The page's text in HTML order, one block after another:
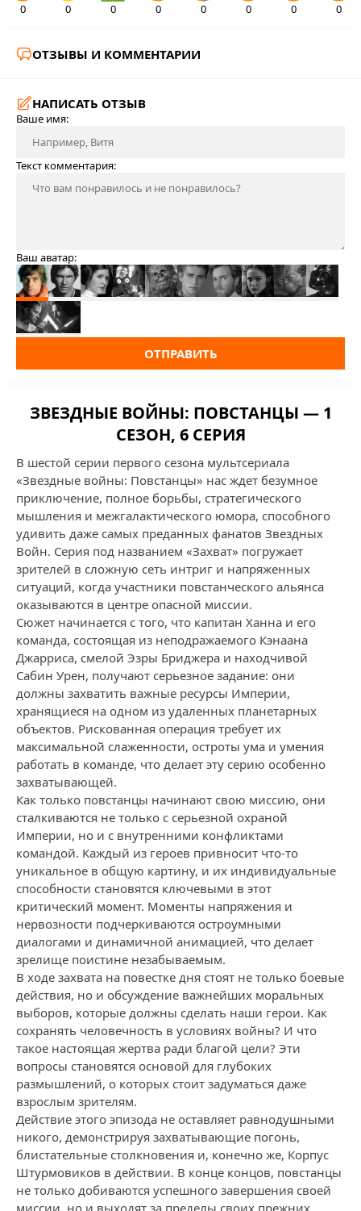
0 0 0 0 0 0 0 0
ОТЗЫВЫ И КОММЕНТАРИИ
НАПИСАТЬ ОТЗЫВ
Ваше имя:
Текст комментария:
Ваш аватар:
ОТПРАВИТЬ
ЗВЕЗДНЫЕ ВОЙНЫ: ПОВСТАНЦЫ — 1
СЕЗОН, 6 СЕРИЯ
В шестой серии первого сезона мультсериала
«Звездные войны: Повстанцы» нас ждет безумное
приключение, полное борьбы, стратегического
мышления и межгалактического юмора, способного
удивить даже самых преданных фанатов Звездных
Войн. Серия под названием «Захват» погружает
зрителей в сложную сеть интриг и напряженных
ситуаций, когда участники повстанческого альянса
оказываются в центре опасной миссии.
Сюжет начинается с того, что капитан Ханна и его
команда, состоящая из неподражаемого Кэнаана
Джарриса, смелой Эзры Бриджера и находчивой
Сабин Урен, получают серьезное задание: они
должны захватить важные ресурсы Империи,
хранящиеся на одном из удаленных планетарных
объектов. Рискованная операция требует их
максимальной слаженности, остроты ума и умения
работать в команде, что делает эту серию особенно
захватывающей.
Как только повстанцы начинают свою миссию, они
сталкиваются не только с серьезной охраной
Империи, но и с внутренними конфликтами
командой. Каждый из героев привносит что-то
уникальное в общую картину, и их индивидуальные
способности становятся ключевыми в этот
критический момент. Моменты напряжения и
нервозности подчеркиваются остроумными
диалогами и динамичной анимацией, что делает
зрелище поистине незабываемым.
В ходе захвата на повестке дня стоят не только боевые
действия, но и обсуждение важнейших моральных
выборов, которые должны сделать наши герои. Как
сохранять человечность в условиях войны? И что
такое настоящая жертва ради благой цели? Эти
вопросы становятся основой для глубоких
размышлений, о которых стоит задуматься даже
взрослым зрителям.
Действие этого эпизода не оставляет равнодушными
никого, демонстрируя захватывающие погонь,
блистательные столкновения и, конечно же, Корпус
Штурмовиков в действии. В конце концов, повстанцы
не только добиваются успешного завершения своей
миссии, но и выходят за пределы своих прежних